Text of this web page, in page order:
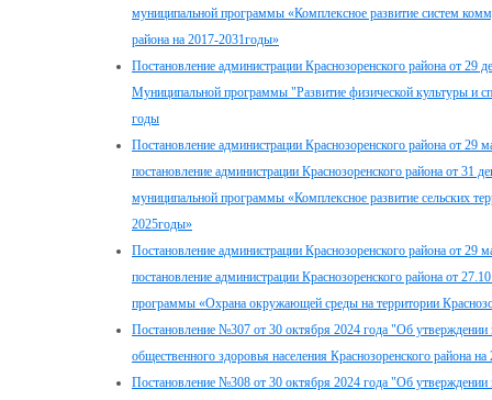
муниципальной программы «Комплексное развитие систем
района на 2017-2031годы»
Постановление администрации Краснозоренского района от
Муниципальной программы "Развитие физической культуры и
годы
Постановление администрации Краснозоренского района от
постановление администрации Краснозоренского района от 31
муниципальной программы «Комплексное развитие сельских
2025годы»
Постановление администрации Краснозоренского района от
постановление администрации Краснозоренского района от
программы «Охрана окружающей среды на территории
Постановление №307 от 30 октября 2024 года "Об
общественного здоровья населения Краснозоренского района
Постановление №308 от 30 октября 2024 года "Об